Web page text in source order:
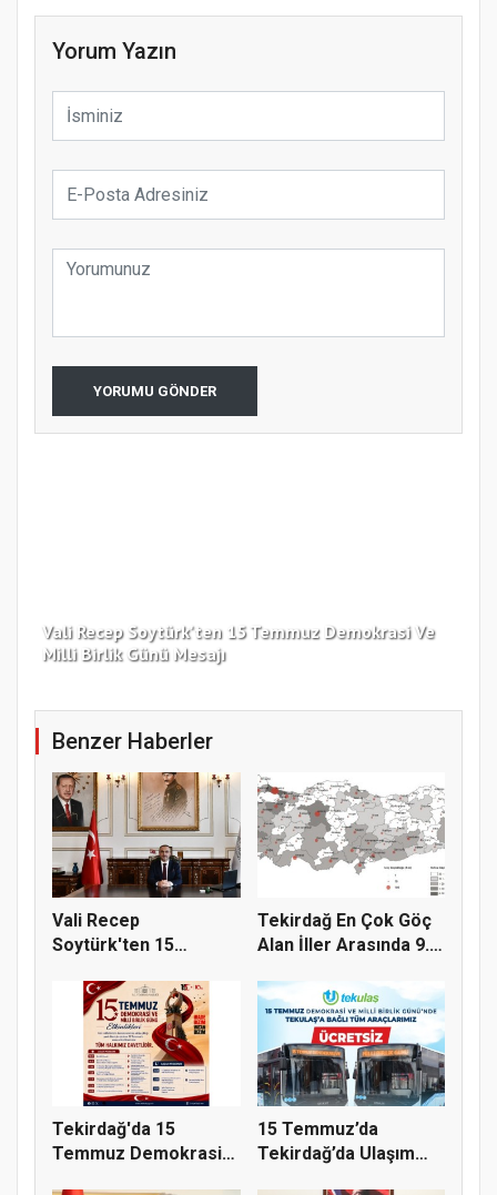
Yorum Yazın
YORUMU GÖNDER
Vali Recep Soytürk'ten 15 Temmuz Demokrasi Ve
Milli Birlik Günü Mesajı
Benzer Haberler
Vali Recep
Soytürk'ten 15
Ve...
Tekirdağ En Çok Göç
Alan İller Arasında 9.
Tekirdağ'da 15
Temmuz Demokrasi
15 Temmuz’da
Tekirdağ’da Ulaşım